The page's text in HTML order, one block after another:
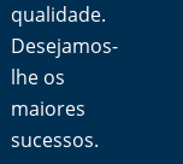
qualidade.
Desejamos-
lhe os
maiores
sucessos.